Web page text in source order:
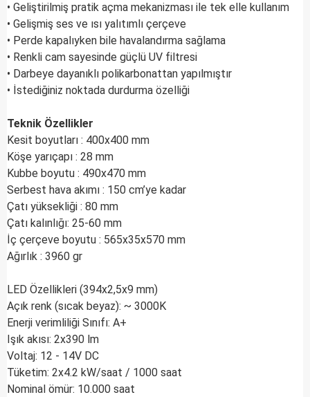
• Geliştirilmiş pratik açma mekanizması ile tek elle kullanım
• Gelişmiş ses ve ısı yalıtımlı çerçeve
• Perde kapalıyken bile havalandırma sağlama
• Renkli cam sayesinde güçlü UV filtresi
• Darbeye dayanıklı polikarbonattan yapılmıştır
• İstediğiniz noktada durdurma özelliği
Teknik Özellikler
Kesit boyutları : 400x400 mm
Köşe yarıçapı : 28 mm
Kubbe boyutu : 490x470 mm
Serbest hava akımı : 150 cm’ye kadar
Çatı yüksekliği : 80 mm
Çatı kalınlığı: 25-60 mm
İç çerçeve boyutu : 565x35x570 mm
Ağırlık : 3960 gr
LED Özellikleri (394x2,5x9 mm)
Açık renk (sıcak beyaz): ~ 3000K
Enerji verimliliği Sınıfı: A+
Işık akısı: 2x390 lm
Voltaj: 12 - 14V DC
Tüketim: 2x4.2 kW/saat / 1000 saat
Nominal ömür: 10.000 saat